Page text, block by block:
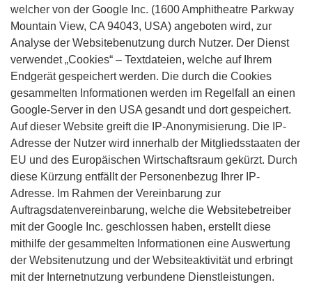
welcher von der Google Inc. (1600 Amphitheatre Parkway
Mountain View, CA 94043, USA) angeboten wird, zur
Analyse der Websitebenutzung durch Nutzer. Der Dienst
verwendet „Cookies“ – Textdateien, welche auf Ihrem
Endgerät gespeichert werden. Die durch die Cookies
gesammelten Informationen werden im Regelfall an einen
Google-Server in den USA gesandt und dort gespeichert.
Auf dieser Website greift die IP-Anonymisierung. Die IP-
Adresse der Nutzer wird innerhalb der Mitgliedsstaaten der
EU und des Europäischen Wirtschaftsraum gekürzt. Durch
diese Kürzung entfällt der Personenbezug Ihrer IP-
Adresse. Im Rahmen der Vereinbarung zur
Auftragsdatenvereinbarung, welche die Websitebetreiber
mit der Google Inc. geschlossen haben, erstellt diese
mithilfe der gesammelten Informationen eine Auswertung
der Websitenutzung und der Websiteaktivität und erbringt
mit der Internetnutzung verbundene Dienstleistungen.